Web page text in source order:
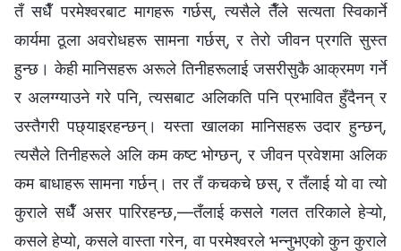
तँ सधैँ परमेश्‍वरबाट मागहरू गर्छस्, त्यसैले तैँले सत्यता स्विकार्ने
कार्यमा ठूला अवरोधहरू सामना गर्छस्, र तेरो जीवन प्रगति सुस्त
हुन्छ। केही मानिसहरू अरूले तिनीहरूलाई जसरीसुकै आक्रमण गर्ने
र अलग्ग्याउने गरे पनि, त्यसबाट अलिकति पनि प्रभावित हुँदैनन् र
उस्तैगरी पछ्याइरहन्छन्। यस्ता खालका मानिसहरू उदार हुन्छन्,
त्यसैले तिनीहरूले अलि कम कष्ट भोग्छन्, र जीवन प्रवेशमा अलिक
कम बाधाहरू सामना गर्छन्। तर तँ कचकचे छस्, र तँलाई यो वा त्यो
कुराले सधैँ असर पारिरहन्छ,—तँलाई कसले गलत तरिकाले हेऱ्यो,
कसले हेप्यो, कसले वास्ता गरेन, वा परमेश्‍वरले भन्‍नुभएको कुन कुराले